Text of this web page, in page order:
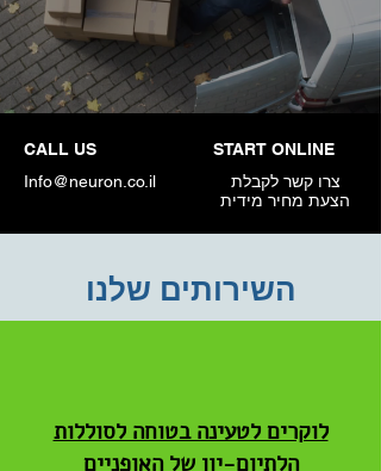
השירותים שלנו
START ONLINE
צרו קשר לקבלת
הצעת מחיר מידית
CALL US
Info@neuron.co.il
לוקרים לטעינה בטוחה לסוללות
הלתיום-יון של האופניים